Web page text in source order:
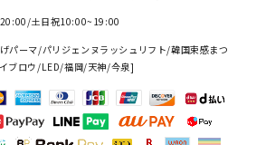
土日祝10:00~19:00
パーマ/パリジェンヌラッシュリフト/韓国束感まつ
ブロウ/LED/福岡/天神/今泉]